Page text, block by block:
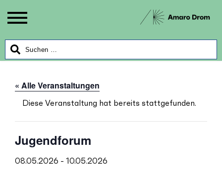
« Alle Veranstaltungen
Diese Veranstaltung hat bereits stattgefunden.
Jugendforum
08.05.2026 - 10.05.2026